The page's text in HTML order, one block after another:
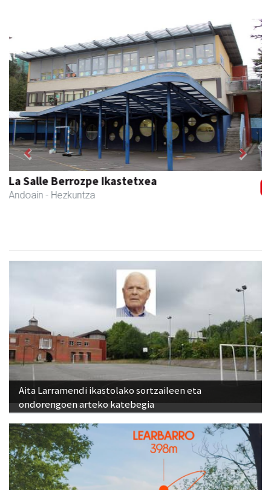
Ormaki urdaitegia
Andoain - Urdaitegiak
Previous Next
Aita Larramendi ikastolako sortzaileen eta
ondorengoen arteko katebegia